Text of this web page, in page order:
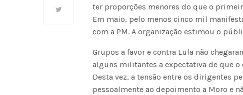
ter proporções menores do que o
Em maio, pelo menos cinco mil
com a PM. A organização estimou o
Grupos a favor e contra Lula não
alguns militantes a expectativa de que
Desta vez, a tensão entre os dirigentes
pessoalmente ao depoimento a Moro e